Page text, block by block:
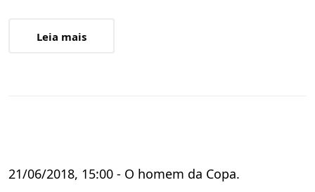
Leia mais
21/06/2018, 15:00 - O homem da Copa.